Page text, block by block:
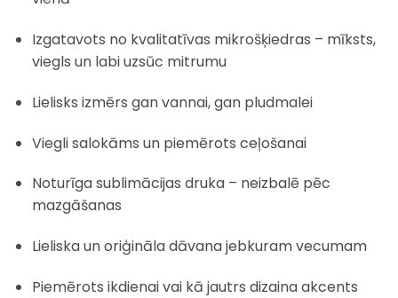
Izgatavots no kvalitatīvas mikrošķiedras – mīksts,
viegls un labi uzsūc mitrumu
Lielisks izmērs gan vannai, gan pludmalei
Viegli salokāms un piemērots ceļošanai
Noturīga sublimācijas druka – neizbalē pēc
mazgāšanas
Lieliska un oriģināla dāvana jebkuram vecumam
Piemērots ikdienai vai kā jautrs dizaina akcents